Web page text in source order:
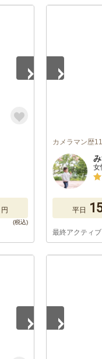
円
カメラマン歴
女
平日
最終アクティ